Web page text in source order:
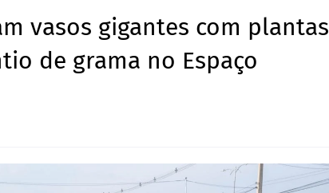
vasos gigantes com plantas
de grama no Espaço